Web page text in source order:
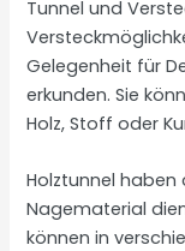
Tunnel und
Gelegenheit für
erkunden. Sie
Holz, Stoff oder
Holztunnel haben
Nagematerial
können in